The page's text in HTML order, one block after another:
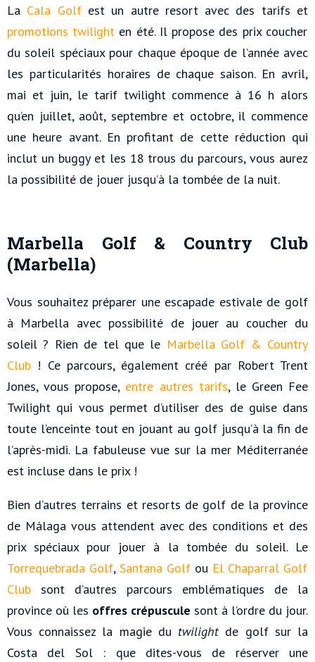
La Cala Golfest un autre resort avec des tarifs et
promotions twilight en été. Il propose des prix coucher
du soleil spéciaux pour chaque époque de l’année avec
les particularités horaires de chaque saison. En avril,
mai et juin, le tarif twilight commence à 16 h alors
qu’en juillet, août, septembre et octobre, il commence
une heure avant. En profitant de cette réduction qui
inclut un buggy et les 18 trous du parcours, vous aurez
la possibilité de jouer jusqu’à la tombée de la nuit.
Marbella Golf & Country Club
(Marbella)
Vous souhaitez préparer une escapade estivale de golf
à Marbella avec possibilité de jouer au coucher du
soleil ? Rien de tel que le Marbella Golf & Country
Club ! Ce parcours, également créé par Robert Trent
Jones, vous propose, entre autres tarifs, le Green Fee
Twilight qui vous permet d’utiliser des de guise dans
toute l’enceinte tout en jouant au golf jusqu’à la fin de
l’après-midi. La fabuleuse vue sur la mer Méditerranée
est incluse dans le prix !
Bien d’autres terrains et resorts de golf de la province
de Málaga vous attendent avec des conditions et des
prix spéciaux pour jouer à la tombée du soleil. Le
Torrequebrada Golf, Santana Golf ou El Chaparral Golf
Club sont d’autres parcours emblématiques de la
province où les offres crépuscule sont à l’ordre du jour.
Vous connaissez la magie du twilightde golf sur la
Costa del Sol : que dites-vous de réserver une